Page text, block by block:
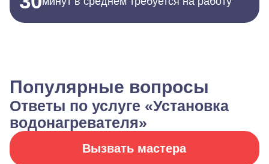
Популярные вопросы
Ответы по услуге «Установка
водонагревателя»
Вызвать мастера